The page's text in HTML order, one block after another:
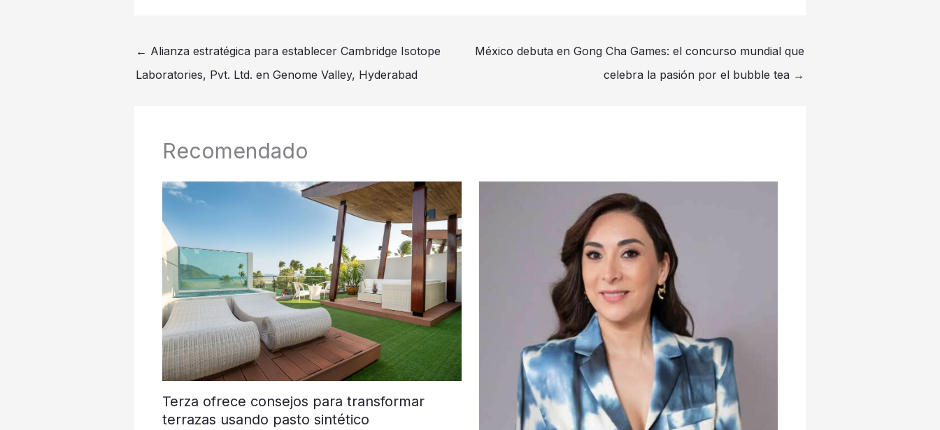
← Alianza estratégica para establecer Cambridge Isotope
Laboratories, Pvt. Ltd. en Genome Valley, Hyderabad
México debuta en Gong Cha Games: el concurso mundial que
celebra la pasión por el bubble tea →
Recomendado
Terza ofrece consejos para transformar
terrazas usando pasto sintético